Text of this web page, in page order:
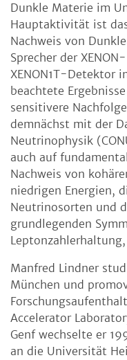
Dunkle Materie im
Hauptaktivität ist
Nachweis von
Sprecher der
XENON1T-Detektor
beachtete
sensitivere
demnächst mit der
Neutrinophysik
auch auf
Nachweis von
niedrigen Energien,
Neutrinosorten und
grundlegenden
Manfred Lindner
München und
Accelerator
Genf wechselte er
an die Universität